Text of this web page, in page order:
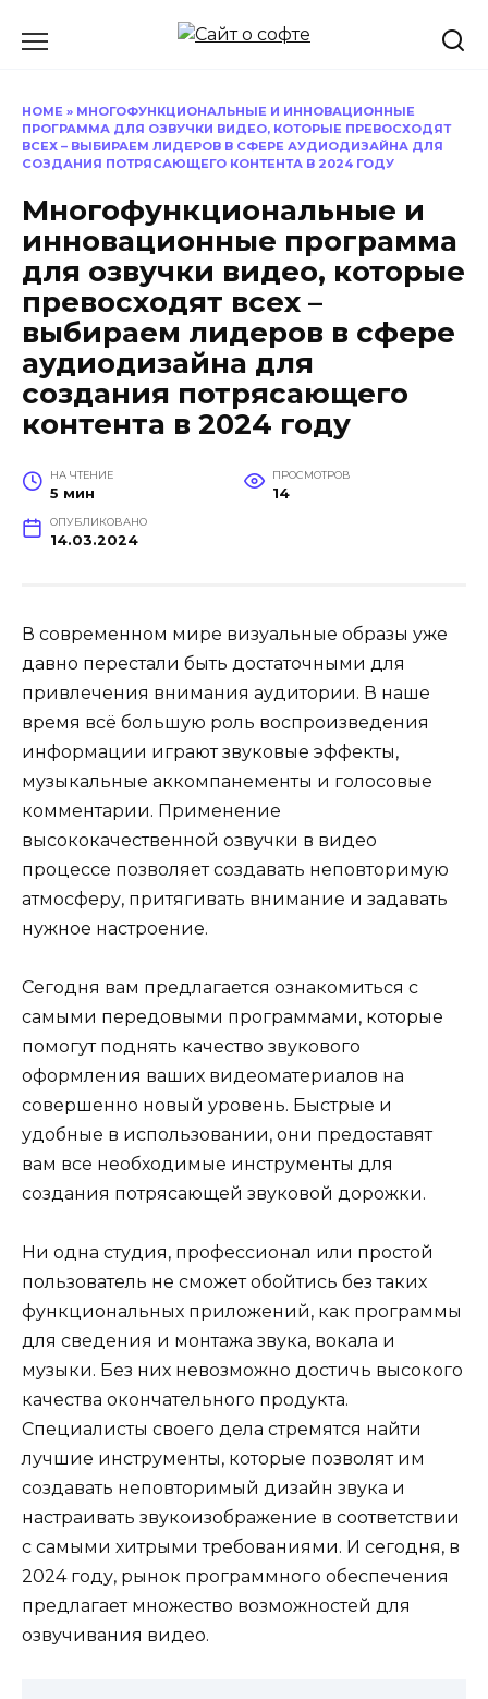
HOME » МНОГОФУНКЦИОНАЛЬНЫЕ И ИННОВАЦИОННЫЕ
ПРОГРАММА ДЛЯ ОЗВУЧКИ ВИДЕО, КОТОРЫЕ ПРЕВОСХОДЯТ
ВСЕХ – ВЫБИРАЕМ ЛИДЕРОВ В СФЕРЕ АУДИОДИЗАЙНА ДЛЯ
СОЗДАНИЯ ПОТРЯСАЮЩЕГО КОНТЕНТА В 2024 ГОДУ
Многофункциональные и
инновационные программа
для озвучки видео, которые
превосходят всех –
выбираем лидеров в сфере
аудиодизайна для
создания потрясающего
контента в 2024 году
НА ЧТЕНИЕ
5 мин
ПРОСМОТРОВ
14
ОПУБЛИКОВАНО
14.03.2024
В современном мире визуальные образы уже
давно перестали быть достаточными для
привлечения внимания аудитории. В наше
время всё большую роль воспроизведения
информации играют звуковые эффекты,
музыкальные аккомпанементы и голосовые
комментарии. Применение
высококачественной озвучки в видео
процессе позволяет создавать неповторимую
атмосферу, притягивать внимание и задавать
нужное настроение.
Сегодня вам предлагается ознакомиться с
самыми передовыми программами, которые
помогут поднять качество звукового
оформления ваших видеоматериалов на
совершенно новый уровень. Быстрые и
удобные в использовании, они предоставят
вам все необходимые инструменты для
создания потрясающей звуковой дорожки.
Ни одна студия, профессионал или простой
пользователь не сможет обойтись без таких
функциональных приложений, как программы
для сведения и монтажа звука, вокала и
музыки. Без них невозможно достичь высокого
качества окончательного продукта.
Специалисты своего дела стремятся найти
лучшие инструменты, которые позволят им
создавать неповторимый дизайн звука и
настраивать звукоизображение в соответствии
с самыми хитрыми требованиями. И сегодня, в
2024 году, рынок программного обеспечения
предлагает множество возможностей для
озвучивания видео.